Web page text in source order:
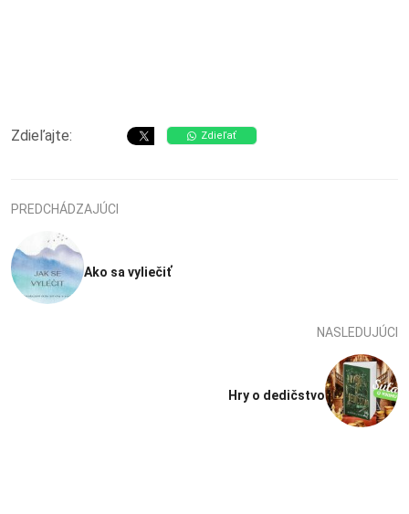
Zdieľajte: Zdieľať
PREDCHÁDZAJÚCI
Ako sa vyliečiť
NASLEDUJÚCI
Hry o dedičstvo